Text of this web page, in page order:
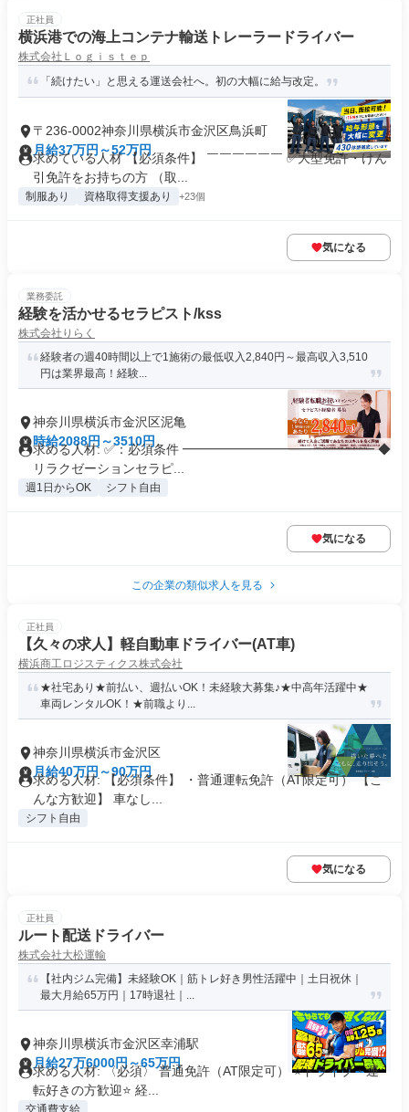
正社員
横浜港での海上コンテナ輸送トレーラードライバー
株式会社Ｌｏｇｉｓｔｅｐ
「続けたい」と思える運送会社へ。初の大幅に給与改定。
〒236-0002神奈川県横浜市金沢区鳥浜町
月給37万円～52万円
求めている人材 【必須条件】 ￣￣￣￣￣￣ ✅大型免許・けん
引免許をお持ちの方 （取...
制服あり 資格取得支援あり +23個
気になる
業務委託
経験を活かせるセラピスト/kss
株式会社りらく
経験者の週40時間以上で1施術の最低収入2,840円～最高収入3,510
円は業界最高！経験...
神奈川県横浜市金沢区泥亀
時給2088円～3510円
求める人材: ✅：必須条件 ━━━━━━━━━━━━━━━ ◆
リラクゼーションセラピ...
週1日からOK シフト自由
気になる
この企業の類似求人を見る
正社員
【久々の求人】軽自動車ドライバー(AT車)
横浜商工ロジスティクス株式会社
★社宅あり★前払い、週払いOK！未経験大募集♪★中高年活躍中★
車両レンタルOK！★前職より...
神奈川県横浜市金沢区
月給40万円～90万円
求める人材: 【必須条件】 ・普通運転免許（AT限定可） 【こ
んな方歓迎】 車なし...
シフト自由
気になる
正社員
ルート配送ドライバー
株式会社大松運輸
【社内ジム完備】未経験OK｜筋トレ好き男性活躍中｜土日祝休｜
最大月給65万円｜17時退社｜...
神奈川県横浜市金沢区幸浦駅
月給27万6000円～65万円
求める人材: 〈必須〉 普通免許（AT限定可） ⭐ドライブ・運
転好きの方歓迎⭐ 経...
交通費支給